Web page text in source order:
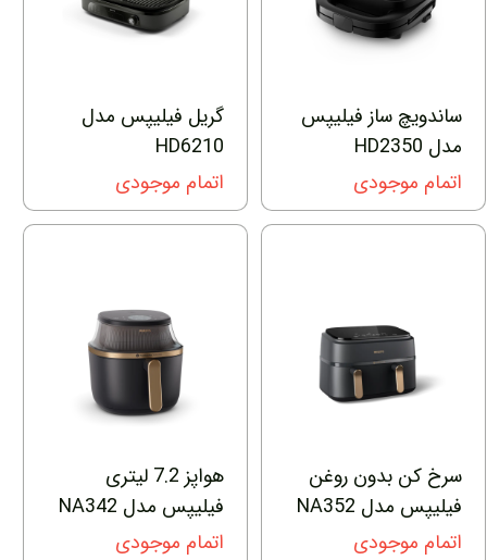
ساندویچ ساز فیلیپس
مدل HD2350
اتمام موجودی
گریل فیلیپس مدل
HD6210
اتمام موجودی
سرخ کن بدون روغن
فیلیپس مدل NA352
اتمام موجودی
هواپز 7.2 لیتری
فیلیپس مدل NA342
اتمام موجودی